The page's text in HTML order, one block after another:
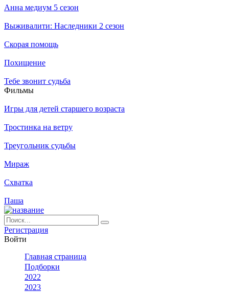
Анна медиум 5 сезон
Выживалити: Наследники 2 сезон
Скорая помощь
Похищение
Тебе звонит судьба
Филь­мы
Игры для детей старшего возраста
Тростинка на ветру
Треугольник судьбы
Мираж
Схватка
Паша
Ре­ги­ст­ра­ция
Вой­ти
Глав­ная стра­ни­ца
Подборки
2022
2023